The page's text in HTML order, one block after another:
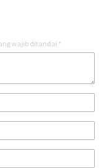
wajib ditandai *